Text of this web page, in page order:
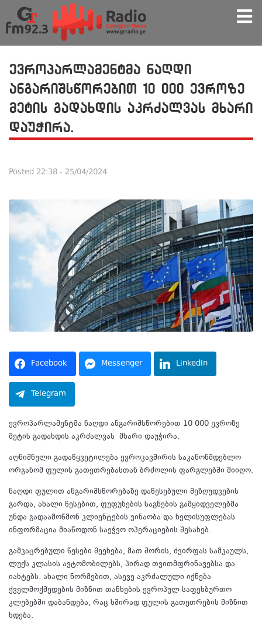
ევროპარლამენტმა ნაღდი
ანგარიშსწორებით 10 000 ევროზე
მეტის გადახდის აკრძალვას მხარი
დაუჭირა.
Posted 22:38 - 25/04/2024
Facebook Messenger LinkedIn
Telegram
ევროპარლამენტმა ნაღდი ანგარიშსწორებით 10 000 ევროზე
მეტის გადახდის აკრძალვას მხარი დაუჭირა.
აღნიშნული გადაწყვეტილება ევროკავშირის საკანონმდებლო
ორგანომ ფულის გათეთრებასთან ბრძოლის ფარგლებში მიიღო.
ნაღდი ფულით ანგარიშსწორებაზე დაწესებული შეზღუდვების
გარდა, ახალი წესებით, ფუფუნების საგნების გამყიდველებმა
უნდა გადაამოწმონ კლიენტების ვინაობა და ხელისუფლებას
ინფორმაცია მიაწოდონ საეჭვო ოპერაციების შესახებ.
გამკაცრებული წესები შეეხება, მათ შორის, ძვირფას სამკაულს,
ლუქს კლასის ავტომობილებს, პირად თვითმფრინავებსა და
იახტებს. ახალი ნორმებით, ასევე აკრძალული იქნება
ქველმოქმედების მიზნით თანხების ევროპულ საფეხბურთო
კლუბებში დაბანდება, რაც ხშირად ფულის გათეთრების მიზნით
ხდება.